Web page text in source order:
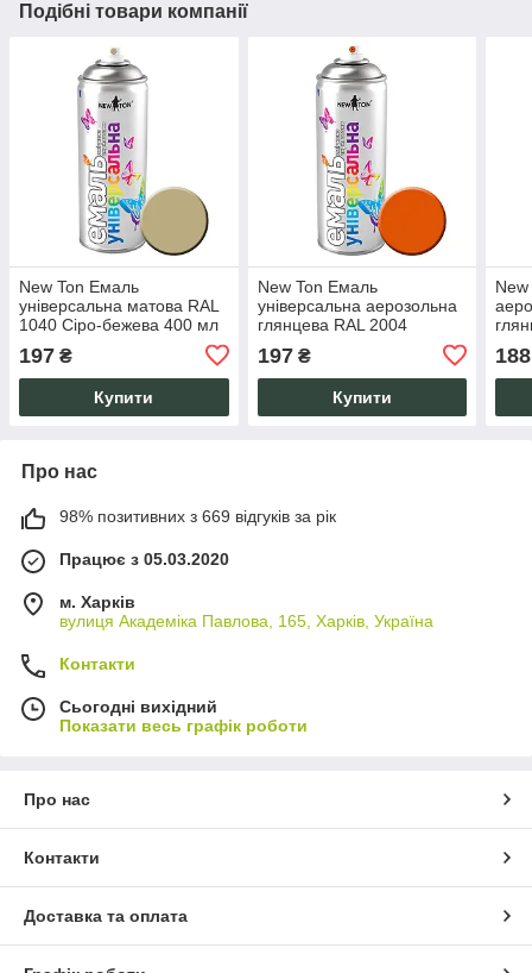
Подібні товари компанії
New Ton Емаль
універсальна матова RAL
1040 Сіро-бежева 400 мл
дерева та металу
197 ₴
Купити
New Ton Емаль
універсальна аерозольна
глянцева RAL 2004
швидковисихаюча
197₴
Купити
188
Про нас
98% позитивних з 669 відгуків за рік
Працює з 05.03.2020
м. Харків
вулиця Академіка Павлова, 165, Харків, Україна
Контакти
Сьогодні вихідний
Показати весь графік роботи
Про нас
Контакти
Доставка та оплата